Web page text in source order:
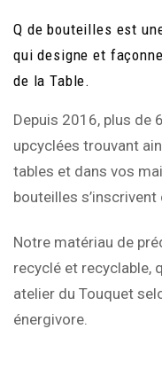
Q de bouteilles est
qui designe et
de la Table.
Depuis 2016, plus de
upcyclées trouvant
tables et dans vos
bouteilles
Notre matériau de
recyclé et recyclable,
atelier du Touquet
énergivore.